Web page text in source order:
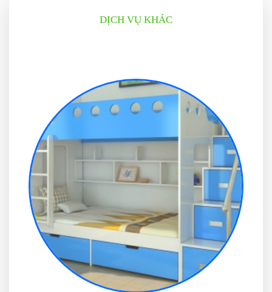
DỊCH VỤ KHÁC